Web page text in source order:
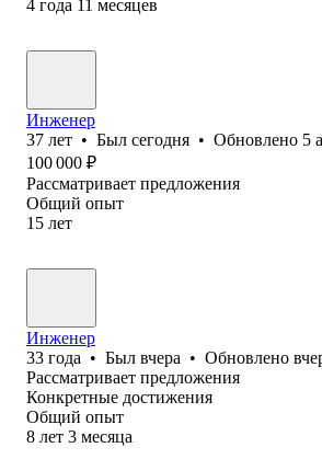
4 года 11 месяцев
Инженер
37 лет • Был сегодня • Обновлено 5
100 000 ₽
Рассматривает предложения
Общий опыт
15 лет
Инженер
33 года • Был вчера • Обновлено
Рассматривает предложения
Конкретные достижения
Общий опыт
8 лет 3 месяца